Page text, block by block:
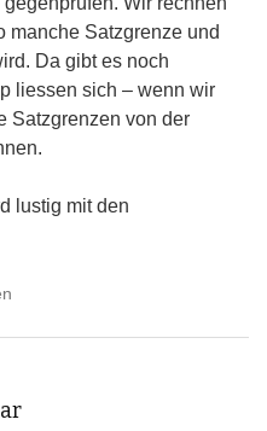
manche Satzgrenze und
Da gibt es noch
liessen sich – wenn wir
Satzgrenzen von der
lustig mit den